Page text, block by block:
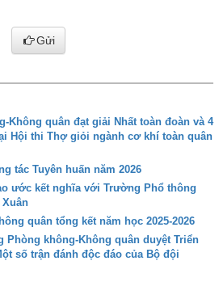
Gửi
Không quân đạt giải Nhất toàn đoàn và 4
Hội thi Thợ giỏi ngành cơ khí toàn quân
tác Tuyên huấn năm 2026
ước kết nghĩa với Trường Phổ thông
quân tổng kết năm học 2025-2026
Phòng không-Không quân duyệt Triển
số trận đánh độc đáo của Bộ đội